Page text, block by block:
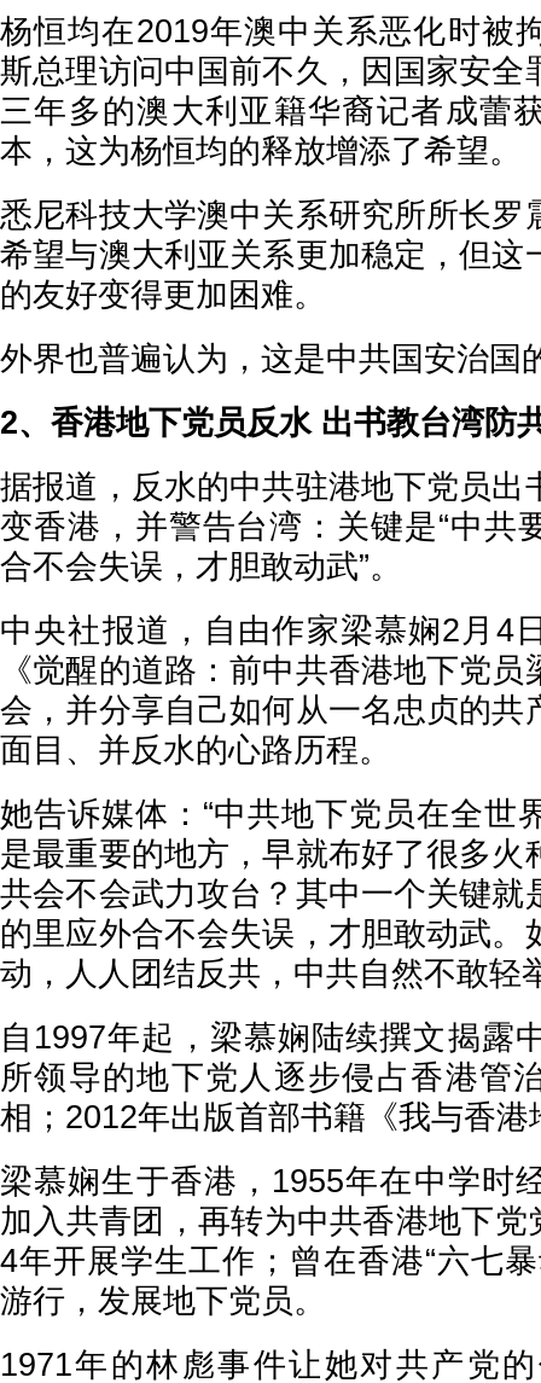
杨恒均在2019年澳中关系恶化时被
斯总理访问中国前不久，因国家安全
三年多的澳大利亚籍华裔记者成蕾
本，这为杨恒均的释放增添了希望。
悉尼科技大学澳中关系研究所所长罗
希望与澳大利亚关系更加稳定，但这
的友好变得更加困难。
外界也普遍认为，这是中共国安治国
2、香港地下党员反水 出书教台湾防
据报道，反水的中共驻港地下党员出
变香港，并警告台湾：关键是“中共
合不会失误，才胆敢动武”。
中央社报道，自由作家梁慕娴2月4
《觉醒的道路：前中共香港地下党
会，并分享自己如何从一名忠贞的共
面目、并反水的心路历程。
她告诉媒体：“中共地下党员在全世
是最重要的地方，早就布好了很多火
共会不会武力攻台？其中一个关键就
的里应外合不会失误，才胆敢动武。
动，人人团结反共，中共自然不敢轻
自1997年起，梁慕娴陆续撰文揭露
所领导的地下党人逐步侵占香港管
相；2012年出版首部书籍《我与香港
梁慕娴生于香港，1955年在中学时
加入共青团，再转为中共香港地下党
4年开展学生工作；曾在香港“六七
游行，发展地下党员。
1971年的林彪事件让她对共产党